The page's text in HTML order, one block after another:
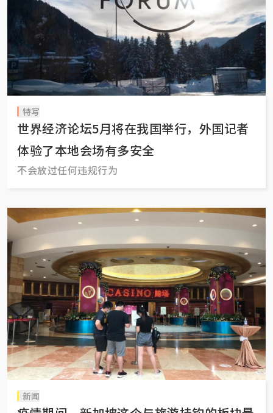
特写
世界经济论坛5月将在我国举行，外国记者
体验了本地会场有多安全
不会放过任何违规行为
新闻